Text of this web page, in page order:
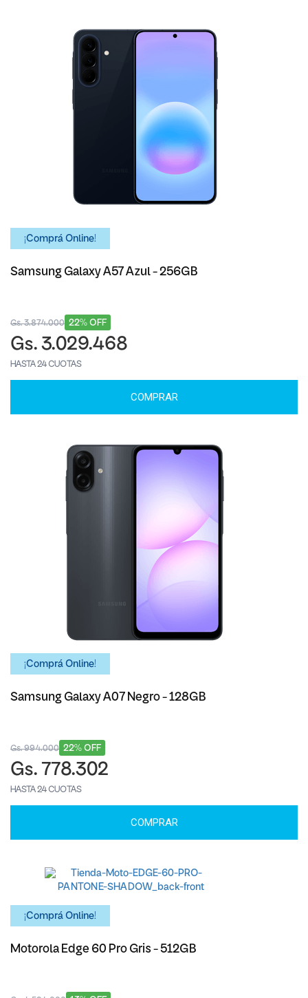
¡Comprá Online!
Samsung Galaxy A57 Azul - 256GB
22% OFF
Gs. 3.874.000
Gs. 3.029.468
HASTA 24 CUOTAS
COMPRAR
¡Comprá Online!
Samsung Galaxy A07 Negro - 128GB
22% OFF
Gs. 994.000
Gs. 778.302
HASTA 24 CUOTAS
COMPRAR
¡Comprá Online!
Motorola Edge 60 Pro Gris - 512GB